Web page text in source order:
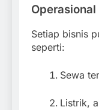
Operasional
Setiap bisnis
seperti:
Sewa
Listrik,